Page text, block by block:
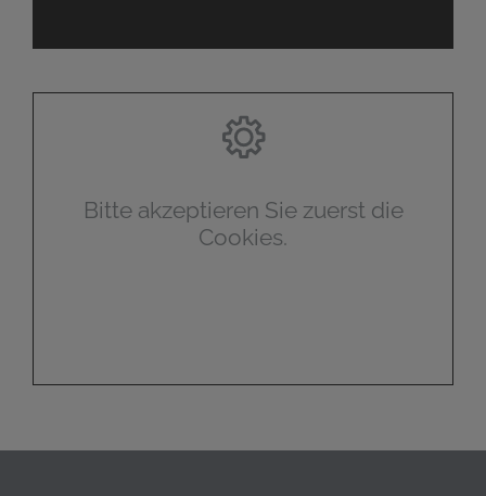
Bitte akzeptieren Sie zuerst die
Cookies.